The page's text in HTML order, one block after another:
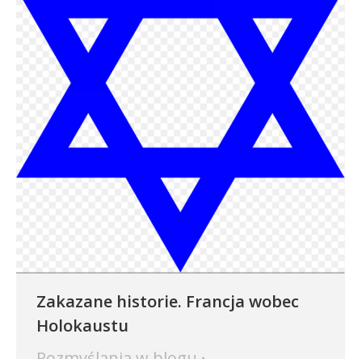
Zakazane historie. Francja wobec
Holokaustu